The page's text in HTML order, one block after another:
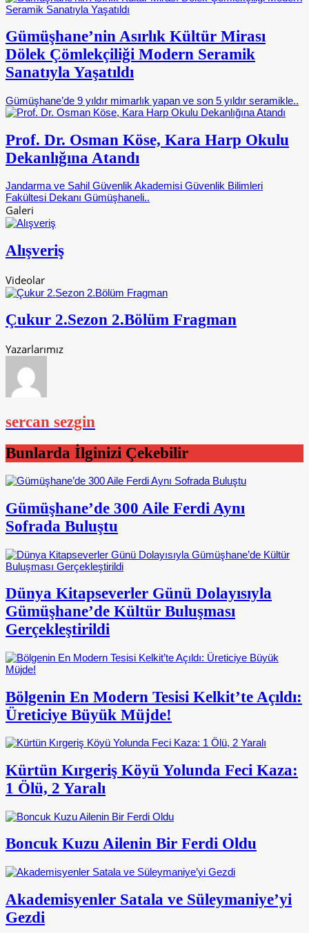
Gümüşhane’nin Asırlık Kültür Mirası
Dölek Çömlekçiliği Modern Seramik
Sanatıyla Yaşatıldı
Gümüşhane’de 9 yıldır mimarlık yapan ve son 5 yıldır seramikle..
Prof. Dr. Osman Köse, Kara Harp Okulu
Dekanlığına Atandı
Jandarma ve Sahil Güvenlik Akademisi Güvenlik Bilimleri
Fakültesi Dekanı Gümüşhaneli..
Galeri
Alışveriş
Videolar
Çukur 2.Sezon 2.Bölüm Fragman
Yazarlarımız
sercan sezgin
Bunlarda İlginizi Çekebilir
Gümüşhane’de 300 Aile Ferdi Aynı
Sofrada Buluştu
Dünya Kitapseverler Günü Dolayısıyla
Gümüşhane’de Kültür Buluşması
Gerçekleştirildi
Bölgenin En Modern Tesisi Kelkit’te Açıldı:
Üreticiye Büyük Müjde!
Kürtün Kırgeriş Köyü Yolunda Feci Kaza:
1 Ölü, 2 Yaralı
Boncuk Kuzu Ailenin Bir Ferdi Oldu
Akademisyenler Satala ve Süleymaniye’yi
Gezdi